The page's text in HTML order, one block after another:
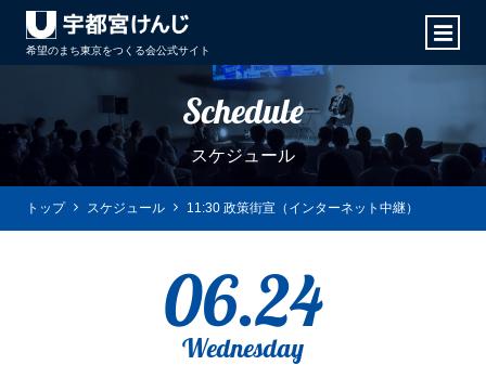
希望のまち東京をつくる会公式サイト
Schedule
スケジュール
トップ スケジュール 11:30 政策街宣（インターネット中継）
06.24
Wednesday